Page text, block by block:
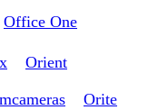
Office One
Orient
Orite